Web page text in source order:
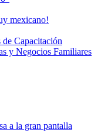
mexicano!
Capacitación
y Negocios Familiares
a la gran pantalla